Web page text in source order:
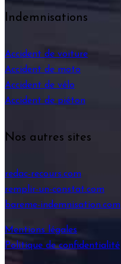
Indemnisations
Accident de voiture
Accident de moto
Accident de vélo
Accident de piéton
Nos autres sites
redac-recours.com
remplir-un-constat.com
bareme-indemnisation.com
Mentions légales
Politique de confidentialité